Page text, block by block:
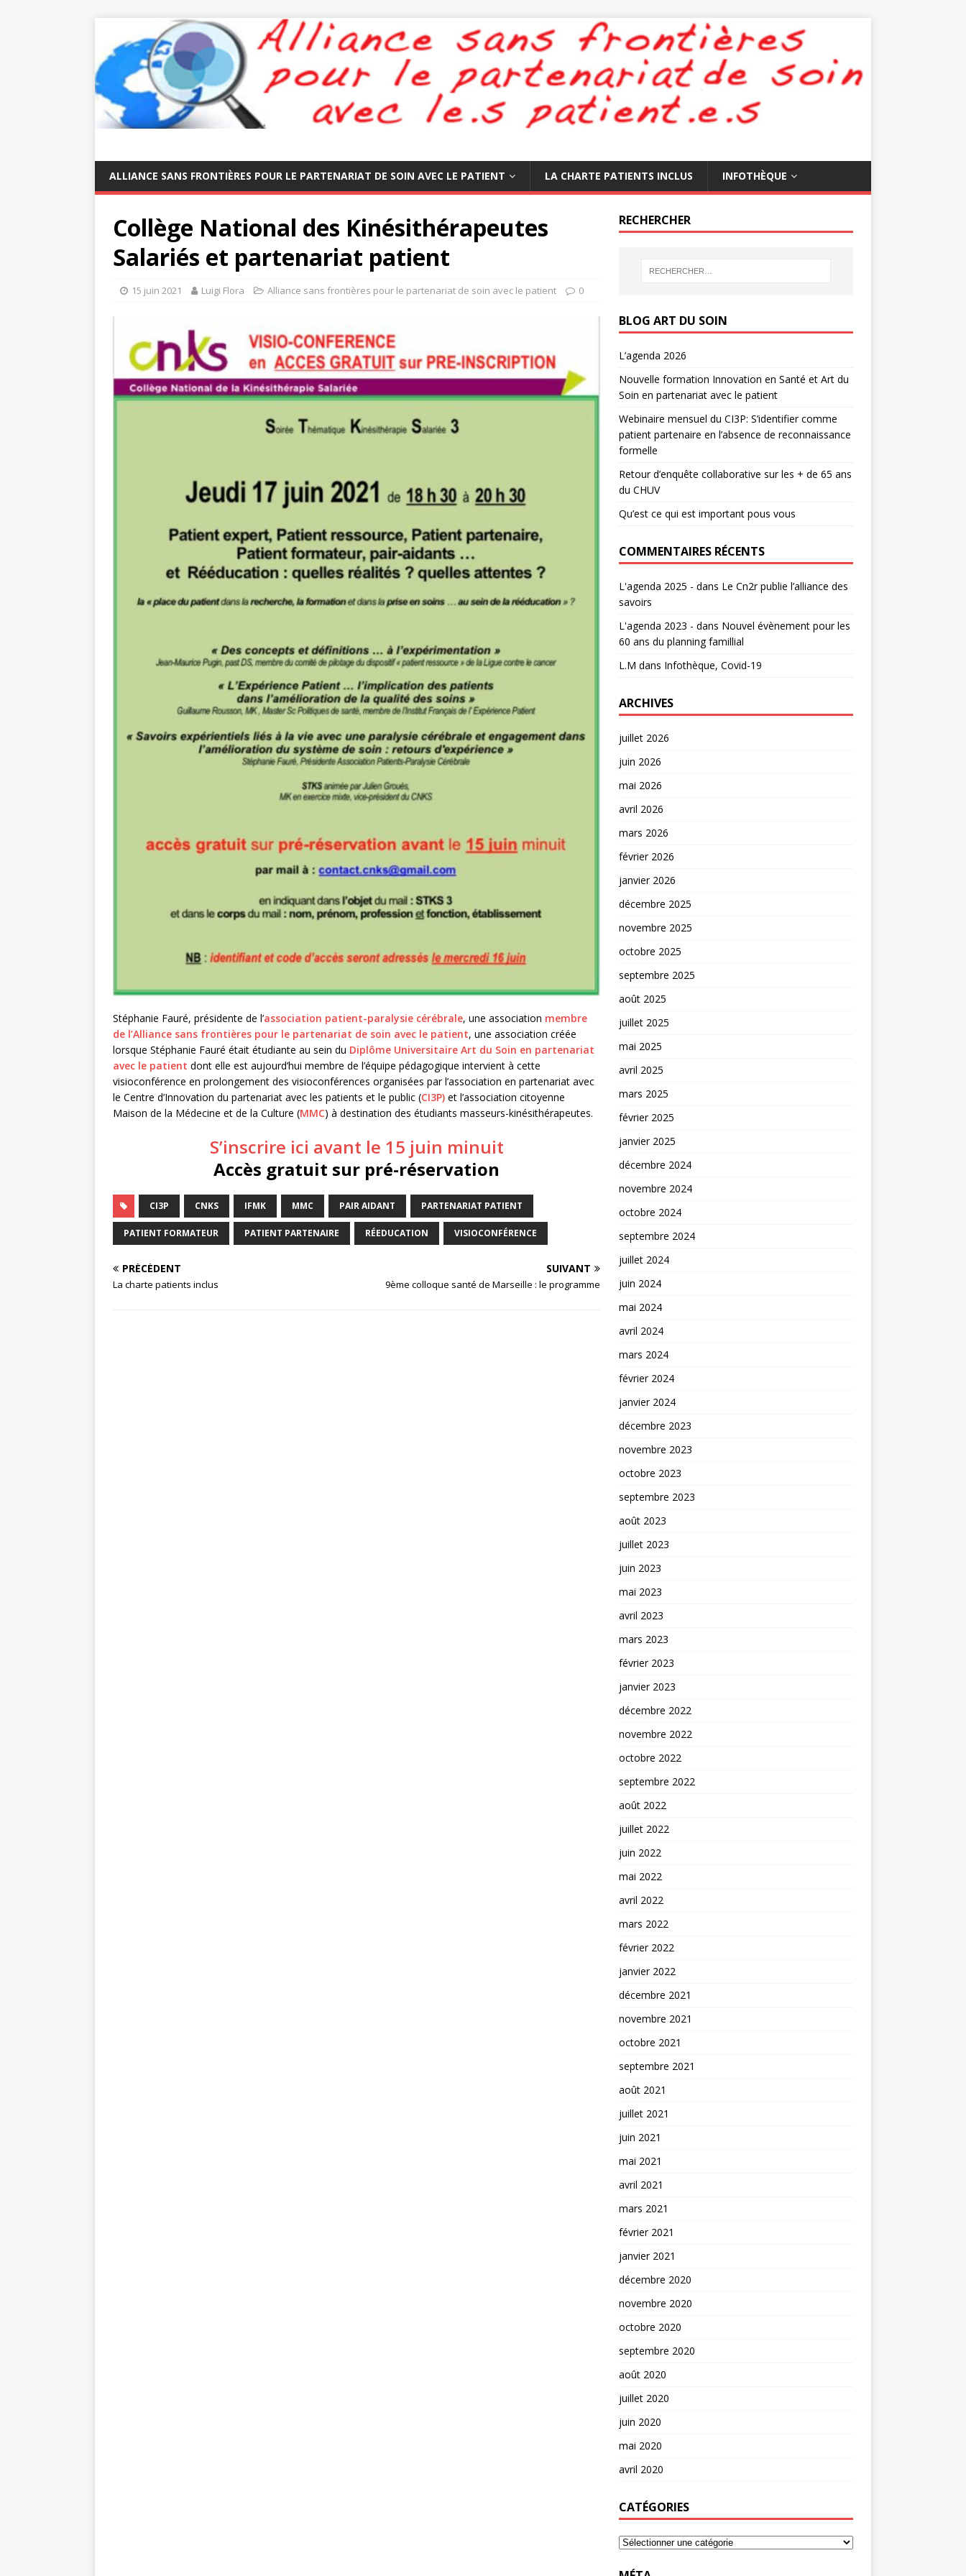
ALLIANCE SANS FRONTIÈRES POUR LE PARTENARIAT DE SOIN AVEC LE PATIENT LA CHARTE PATIENTS INCLUS INFOTHÈQUE
Collège National des Kinésithérapeutes
Salariés et partenariat patient
15 juin 2021 Luigi Flora Alliance sans frontières pour le partenariat de soin avec le patient 0
Stéphanie Fauré, présidente de l’association patient-paralysie cérébrale, une association membre
de l’Alliance sans frontières pour le partenariat de soin avec le patient, une association créée
lorsque Stéphanie Fauré était étudiante au sein du Diplôme Universitaire Art du Soin en partenariat
avec le patient dont elle est aujourd’hui membre de l’équipe pédagogique intervient à cette
visioconférence en prolongement des visioconférences organisées par l’association en partenariat avec
le Centre d’Innovation du partenariat avec les patients et le public (CI3P) et l’association citoyenne
Maison de la Médecine et de la Culture (MMC) à destination des étudiants masseurs-kinésithérapeutes.
S’inscrire ici avant le 15 juin minuit
Accès gratuit sur pré-réservation
CI3P CNKS IFMK MMC PAIR AIDANT PARTENARIAT PATIENT
PATIENT FORMATEUR PATIENT PARTENAIRE RÉEDUCATION VISIOCONFÉRENCE
PRÉCÉDENT
La charte patients inclus
SUIVANT
9ème colloque santé de Marseille : le programme
RECHERCHER
BLOG ART DU SOIN
L’agenda 2026
Nouvelle formation Innovation en Santé et Art du
Soin en partenariat avec le patient
Webinaire mensuel du CI3P: S’identifier comme
patient partenaire en l’absence de reconnaissance
formelle
Retour d’enquête collaborative sur les + de 65 ans
du CHUV
Qu’est ce qui est important pous vous
COMMENTAIRES RÉCENTS
L'agenda 2025 - dans Le Cn2r publie l’alliance des
savoirs
L'agenda 2023 - dans Nouvel évènement pour les
60 ans du planning famillial
L.M dans Infothèque, Covid-19
ARCHIVES
juillet 2026
juin 2026
mai 2026
avril 2026
mars 2026
février 2026
janvier 2026
décembre 2025
novembre 2025
octobre 2025
septembre 2025
août 2025
juillet 2025
mai 2025
avril 2025
mars 2025
février 2025
janvier 2025
décembre 2024
novembre 2024
octobre 2024
septembre 2024
juillet 2024
juin 2024
mai 2024
avril 2024
mars 2024
février 2024
janvier 2024
décembre 2023
novembre 2023
octobre 2023
septembre 2023
août 2023
juillet 2023
juin 2023
mai 2023
avril 2023
mars 2023
février 2023
janvier 2023
décembre 2022
novembre 2022
octobre 2022
septembre 2022
août 2022
juillet 2022
juin 2022
mai 2022
avril 2022
mars 2022
février 2022
janvier 2022
décembre 2021
novembre 2021
octobre 2021
septembre 2021
août 2021
juillet 2021
juin 2021
mai 2021
avril 2021
mars 2021
février 2021
janvier 2021
décembre 2020
novembre 2020
octobre 2020
septembre 2020
août 2020
juillet 2020
juin 2020
mai 2020
avril 2020
CATÉGORIES